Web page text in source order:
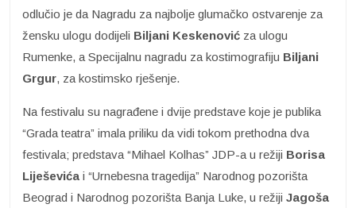
odlučio je da Nagradu za najbolje glumačko ostvarenje za
žensku ulogu dodijeli Biljani Keskenović za ulogu
Rumenke, a Specijalnu nagradu za kostimografiju Biljani
Grgur, za kostimsko rješenje.
Na festivalu su nagrađene i dvije predstave koje je publika
“Grada teatra” imala priliku da vidi tokom prethodna dva
festivala; predstava “Mihael Kolhas” JDP-a u režiji Borisa
Liješevića i “Urnebesna tragedija” Narodnog pozorišta
Beograd i Narodnog pozorišta Banja Luke, u režiji Jagoša